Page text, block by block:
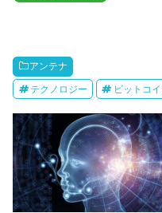
アンテナ
テクノロジー ビットコ